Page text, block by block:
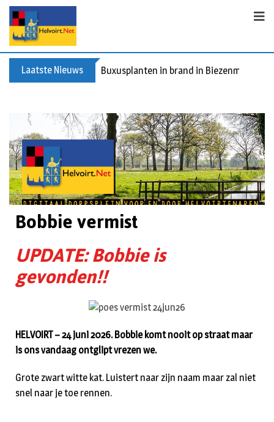
Laatste Nieuws Buxusplanten in brand in Biezenmortel,
Bobbie vermist
UPDATE: Bobbie is
gevonden!!
HELVOIRT – 24 juni 2026. Bobbie komt nooit op straat maar
is ons vandaag ontglipt vrezen we.
Grote zwart witte kat. Luistert naar zijn naam maar zal niet
snel naar je toe rennen.